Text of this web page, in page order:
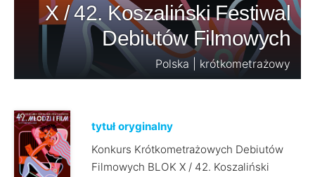
X / 42. Koszaliński Festiwal
Debiutów Filmowych
Polska | krótkometrażowy
tytuł oryginalny
Konkurs Krótkometrażowych Debiutów
Filmowych BLOK X / 42. Koszaliński